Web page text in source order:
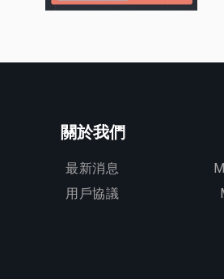
關於我們
最新消息
用戶協議